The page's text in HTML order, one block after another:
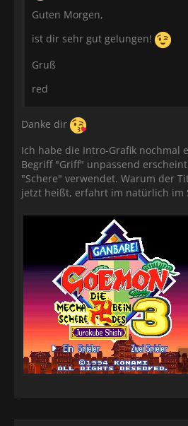
Guten Morgen,
ist dir sehr gut gelungen!
Gruß
red
Danke dir
Ich habe die Intro-Grafik nochmal
Begriff "Griff" unpassend
"Schere" verwendet. Warum der
jetzt heißt, erfahrt im natürlich im